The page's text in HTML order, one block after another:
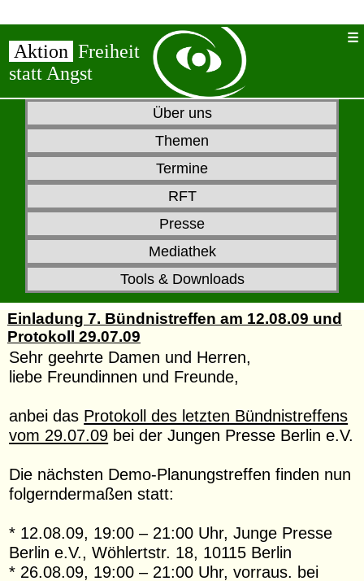
Aktion Freiheit
statt Angst
Über uns
Themen
Termine
RFT
Presse
Mediathek
Tools & Downloads
Einladung 7. Bündnistreffen am 12.08.09 und
Protokoll 29.07.09
Sehr geehrte Damen und Herren,
liebe Freundinnen und Freunde,
anbei das Protokoll des letzten Bündnistreffens
vom 29.07.09 bei der Jungen Presse Berlin e.V.
Die nächsten Demo-Planungstreffen finden nun
folgerndermaßen statt:
* 12.08.09, 19:00 – 21:00 Uhr, Junge Presse
Berlin e.V., Wöhlertstr. 18, 10115 Berlin
* 26.08.09, 19:00 – 21:00 Uhr, vorraus. bei